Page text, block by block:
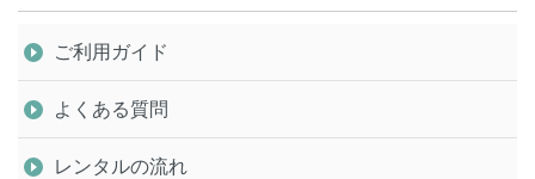
ご利用ガイド
よくある質問
レンタルの流れ